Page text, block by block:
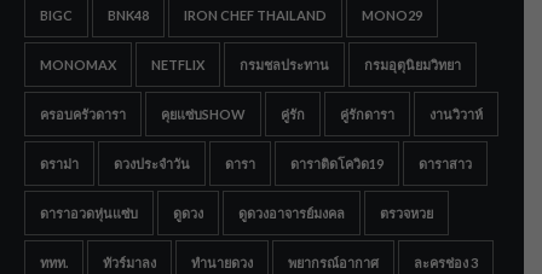
BIGC BNK48 IRON CHEF THAILAND MONO29
MONOMAX NETFLIX กรมชลประทาน กรมอุตุนิยมวิทยา
ครอบครัวดารา คุยแซ่บSHOW คู่รัก คู่รักดารา งานวิวาห์
ดราม่า ดวงประจำวัน ดารา ดาราติดโควิด19 ดาราสาว
ดาราอวดหุ่นแซ่บ ดูดวง ดูดวงอาจารย์มงคล ตรวจหวย
ททท. ทัวร์มาลง ทำนายดวง พยากรณ์อากาศ ละครช่อง 3